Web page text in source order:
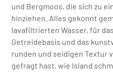
und Bergmoos, die sich zu
hinziehen. Alles gekonnt
lavafiltrierten Wasser, für
Getreidebasis und das
runden und seidigen Textur
gefragt hast, wie Island